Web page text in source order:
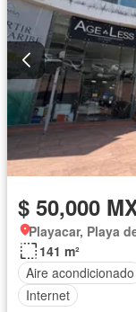
$ 50,000
Playacar, Playa
141 m²
Aire acondicionado
Internet